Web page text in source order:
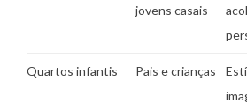
jovens casais
Quartos infantis Pais e crianças